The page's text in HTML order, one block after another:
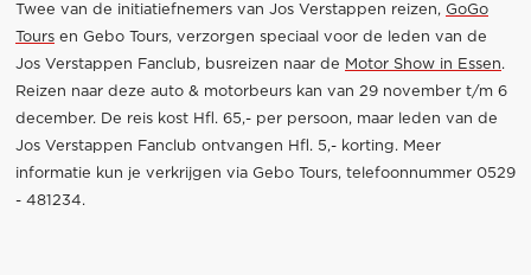
Twee van de initiatiefnemers van Jos Verstappen reizen, GoGo
Toursen Gebo Tours, verzorgen speciaal voor de leden van de
Jos Verstappen Fanclub, busreizen naar de Motor Show in Essen.
Reizen naar deze auto & motorbeurs kan van 29 november t/m 6
december. De reis kost Hfl. 65,- per persoon, maar leden van de
Jos Verstappen Fanclub ontvangen Hfl. 5,- korting. Meer
informatie kun je verkrijgen via Gebo Tours, telefoonnummer 0529
- 481234.